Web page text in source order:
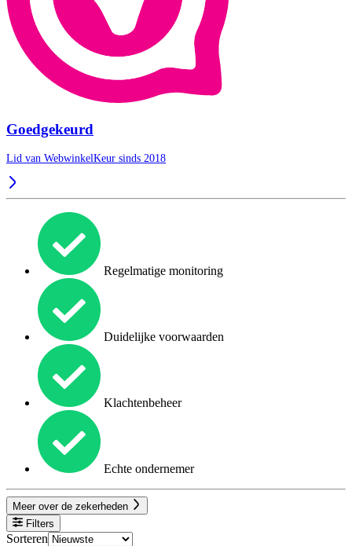
Goedgekeurd
Lid van WebwinkelKeur sinds 2018
Regelmatige monitoring
Duidelijke voorwaarden
Klachtenbeheer
Echte ondernemer
Meer over de zekerheden
Filters
Sorteren